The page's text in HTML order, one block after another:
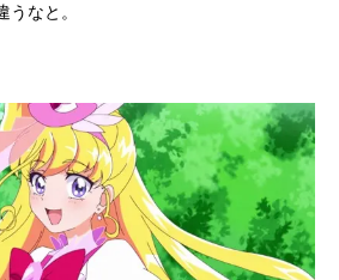
なと。